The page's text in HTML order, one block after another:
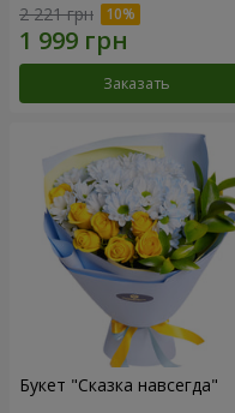
2 221 грн
Заказать
Букет "Сказка навсегда"